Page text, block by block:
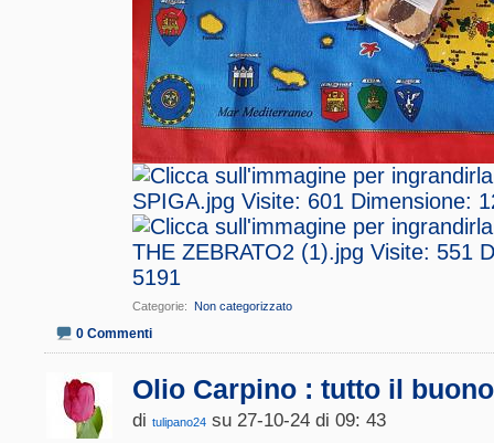
Categorie Non categorizzato
0 Commenti
Olio Carpino : tutto il
di tulipano24 su 27-10-24 di 09: 43